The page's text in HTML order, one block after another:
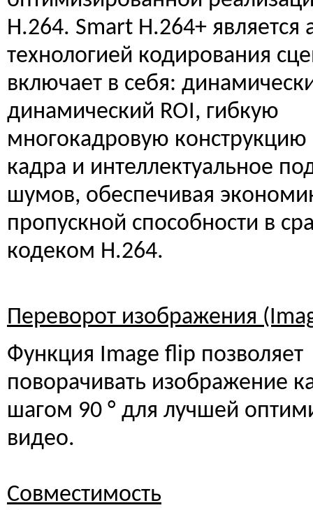
H.264. Smart H.264+ является
технологией кодирования
включает в себя:
динамический ROI, гибкую
многокадровую конструкцию
кадра и интеллектуальное
шумов, обеспечивая
пропускной способности в
кодеком H.264.
Переворот изображения
Функция Image flip позволяет
поворачивать изображение
шагом 90 ° для лучшей
видео.
Совместимость